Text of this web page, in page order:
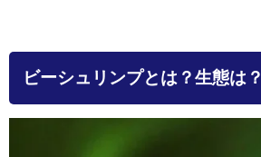
ビーシュリンプとは？生態は？